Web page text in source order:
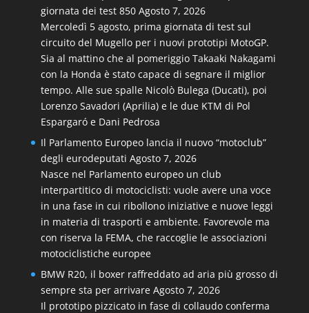
giornata dei test 850 Agosto 7, 2026
Mercoledì 5 agosto, prima giornata di test sul
circuito del Mugello per i nuovi prototipi MotoGP.
Sia al mattino che al pomeriggio Takaaki Nakagami
con la Honda è stato capace di segnare il miglior
tempo. Alle sue spalle Nicolò Bulega (Ducati), poi
Lorenzo Savadori (Aprilia) e le due KTM di Pol
Espargaró e Dani Pedrosa
Il Parlamento Europeo lancia il nuovo “motoclub”
degli eurodeputati Agosto 7, 2026
Nasce nel Parlamento europeo un club
interpartitico di motociclisti: vuole avere una voce
in una fase in cui ribollono iniziative e nuove leggi
in materia di trasporti e ambiente. Favorevole ma
con riserva la FEMA, che raccoglie le associazioni
motociclistiche europee
BMW R20, il boxer raffreddato ad aria più grosso di
sempre sta per arrivare Agosto 7, 2026
Il prototipo pizzicato in fase di collaudo conferma